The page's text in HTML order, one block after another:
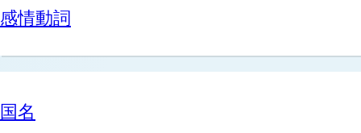
感情動詞
国名